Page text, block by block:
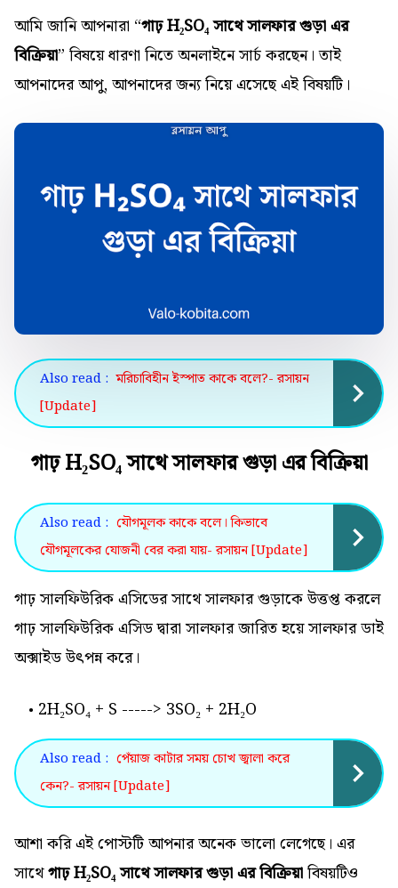
আমি জানি আপনারা “গাঢ় H₂SO₄ সাথে সালফার গুড়া এর
বিক্রিয়া” বিষয়ে ধারণা নিতে অনলাইনে সার্চ করছেন। তাই
আপনাদের আপু, আপনাদের জন্য নিয়ে এসেছে এই বিষয়টি।
Also read : মরিচাবিহীন ইস্পাত কাকে বলে?- রসায়ন
[Update]
গাঢ় H₂SO₄ সাথে সালফার গুড়া এর বিক্রিয়া
Also read : যৌগমূলক কাকে বলে। কিভাবে
যৌগমূলকের যোজনী বের করা যায়- রসায়ন [Update]
গাঢ় সালফিউরিক এসিডের সাথে সালফার গুড়াকে উত্তপ্ত করলে
গাঢ় সালফিউরিক এসিড দ্বারা সালফার জারিত হয়ে সালফার ডাই
অক্সাইড উৎপন্ন করে।
2H₂SO₄ + S -----> 3SO₂ + 2H₂O
Also read : পেঁয়াজ কাটার সময় চোখ জ্বালা করে
কেন?- রসায়ন [Update]
আশা করি এই পোস্টটি আপনার অনেক ভালো লেগেছে। এর
সাথেগাঢ় H₂SO₄ সাথে সালফার গুড়া এর বিক্রিয়াবিষয়টিও